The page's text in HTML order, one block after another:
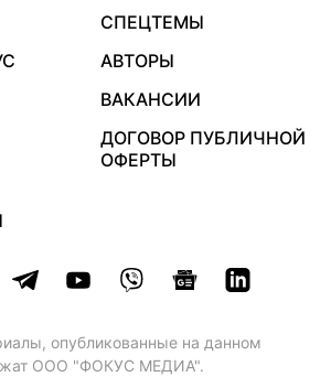
СПЕЦТЕМЫ
АВТОРЫ
ВАКАНСИИ
ДОГОВОР ПУБЛИЧНОЙ
ОФЕРТЫ
опубликованные на данном
ООО "ФОКУС МЕДИА".